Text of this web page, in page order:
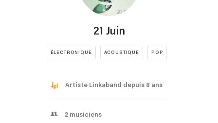
21 Juin
ÉLECTRONIQUE ACOUSTIQUE POP
Artiste Linkaband depuis 8 ans
2 musiciens